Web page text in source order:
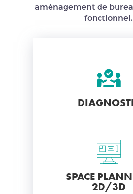
aménagement de
fonctionnel.
SPACE
2D/3D